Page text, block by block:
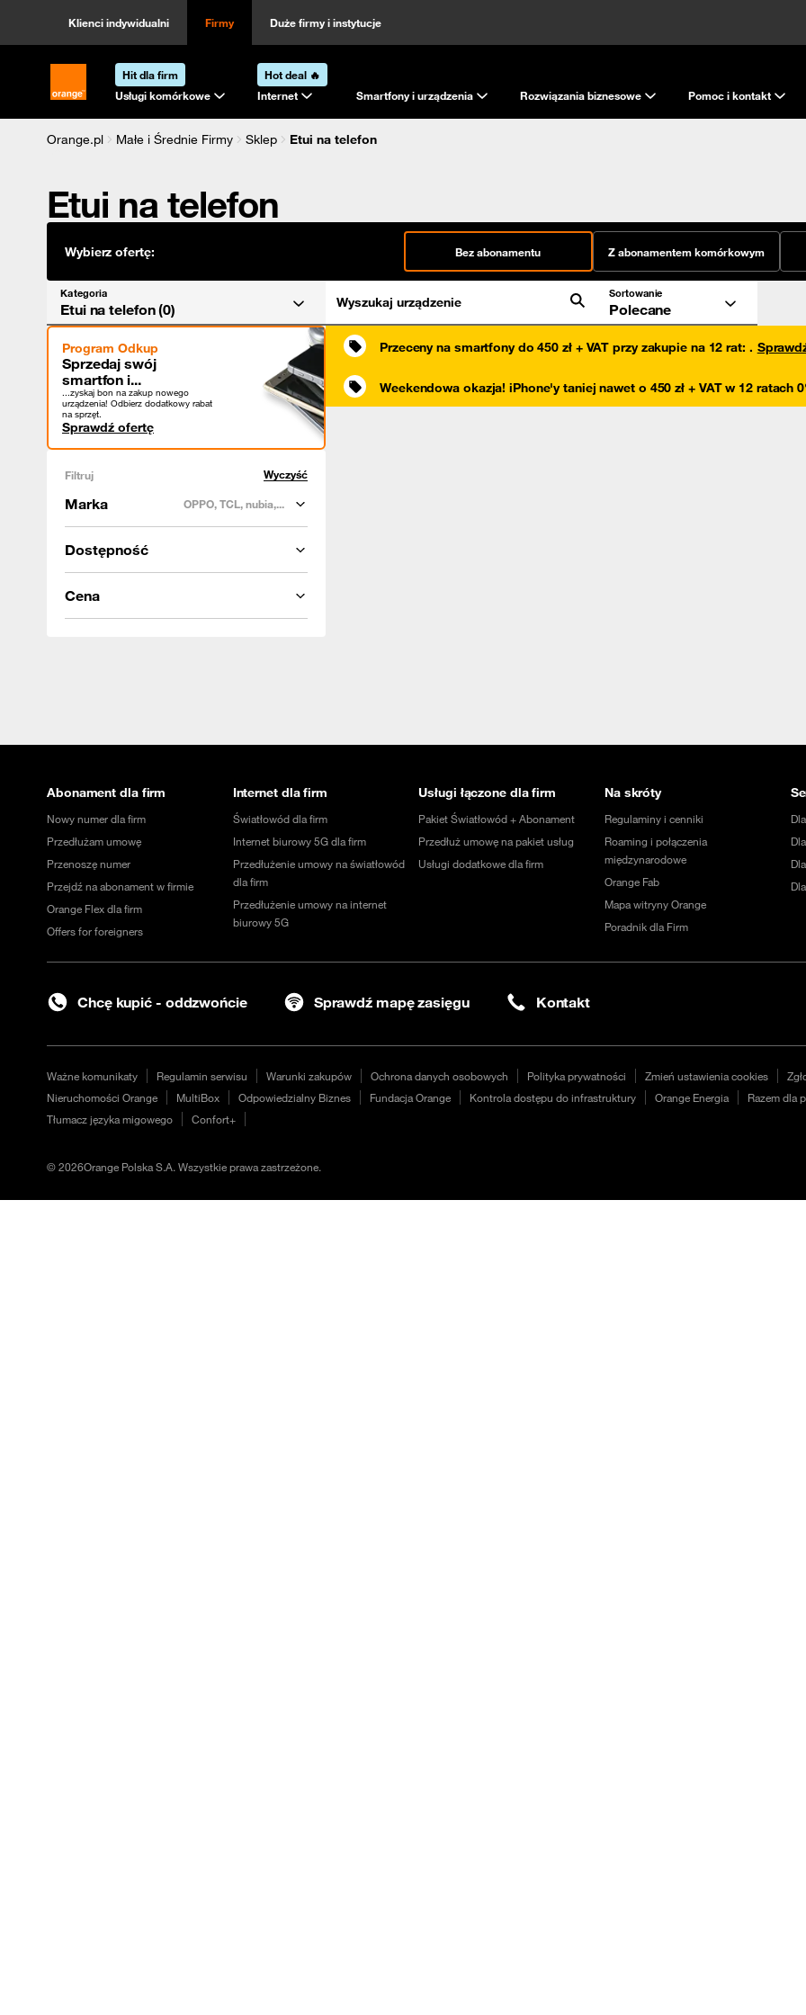
Klienci indywidualni Firmy Duże firmy i instytucje
Strona główna Orange.pl
Hit dla firm
Usługi komórkowe
Hot deal 🔥
Internet
Smartfony i urządzenia Rozwiązania biznesowe Pomoc i kontakt
Orange.pl Małe i Średnie Firmy Sklep
Etui na telefon
Etui na telefon
Wybierz ofertę: Bez abonamentu Z abonamentem komórkowym
Kategoria
Etui na telefon (0) Wyszukaj urządzenie
Sortowanie
Polecane
Program Odkup
Sprzedaj swój
smartfon i...
...zyskaj bon na zakup nowego
urządzenia! Odbierz dodatkowy rabat
na sprzęt.
Sprawdź ofertę
Filtruj Wyczyść
Marka OPPO, TCL, nubia,...
Dostępność
Cena
Przeceny na smartfony do 450 zł + VAT przy zakupie na 12 rat: .
Weekendowa okazja! iPhone'y taniej nawet o 450 zł + VAT w 12 ratach
Abonament dla firm
Nowy numer dla firm
Przedłużam umowę
Przenoszę numer
Przejdź na abonament w firmie
Orange Flex dla firm
Offers for foreigners
Internet dla firm
Światłowód dla firm
Internet biurowy 5G dla firm
Przedłużenie umowy na światłowód
dla firm
Przedłużenie umowy na internet
biurowy 5G
Usługi łączone dla firm
Pakiet Światłowód + Abonament
Przedłuż umowę na pakiet usług
Usługi dodatkowe dla firm
Na skróty
Regulaminy i cenniki
Roaming i połączenia
międzynarodowe
Orange Fab
Mapa witryny Orange
Poradnik dla Firm
Chcę kupić - oddzwońcie Sprawdź mapę zasięgu Kontakt
Ważne komunikaty Regulamin serwisu Warunki zakupów Ochrona danych osobowych Polityka prywatności Zmień ustawienia cookies
Nieruchomości Orange
MultiBox Odpowiedzialny Biznes Fundacja Orange Kontrola dostępu do infrastruktury Orange Energia Razem dla
Tłumacz języka migowego
Confort+
©2026Orange Polska S.A. Wszystkie prawa zastrzeżone.